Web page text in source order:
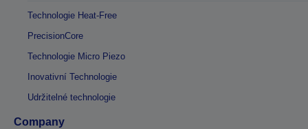
Technologie Heat-Free
PrecisionCore
Technologie Micro Piezo
Inovativní Technologie
Udržitelné technologie
Company